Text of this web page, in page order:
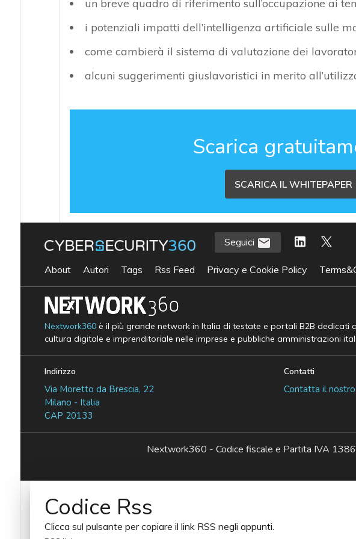
un breve quadro di riferimento sull’occupazione ai
i potenziali impatti dell’intelligenza artificiale sulle
come cambierà il sistema di valutazione dei
alcuni suggerimenti giuslavoristici in merito
Scarica
SCARICA IL WHITEPAPER
Seguici
About Autori Tags Rss Feed Privacy e Cookie Policy
Nextwork360è il più grande network in Italia di testate e portali B2B dedicati
cultura digitale e imprenditoriale nelle imprese e pubbliche amministrazioni
Indirizzo
Via Moretto da Brescia, 22
Milano - Italia
CAP 20133
Contatti
Contatta il
Nextwork360 - Codice fiscale e Partita IVA
Codice Rss
Clicca sul pulsante per copiare il link RSS negli appunti.